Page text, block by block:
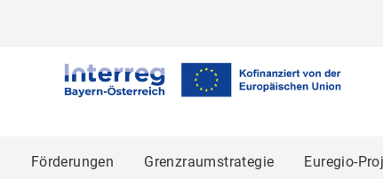
Förderungen Grenzraumstrategie Euregio-